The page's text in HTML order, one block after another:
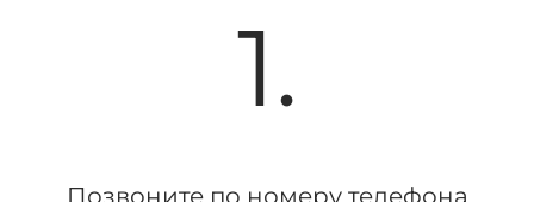
1.
Позвоните по номеру телефона